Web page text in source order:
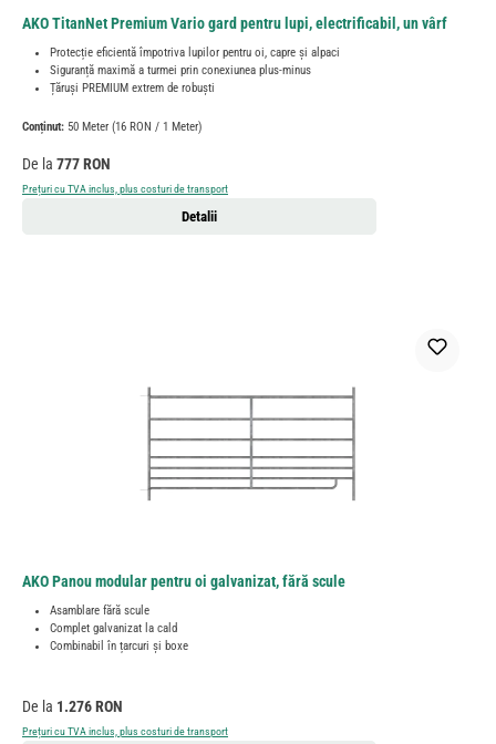
AKO TitanNet Premium Vario gard pentru lupi, electrificabil, un vârf
Protecție eficientă împotriva lupilor pentru oi, capre și alpaci
Siguranță maximă a turmei prin conexiunea plus-minus
Țăruși PREMIUM extrem de robuști
Conținut: 50 Meter (16 RON / 1 Meter)
Preț obișnuit:
De la 777 RON
Prețuri cu TVA inclus, plus costuri de transport
Detalii
AKO Panou modular pentru oi galvanizat, fără scule
Asamblare fără scule
Complet galvanizat la cald
Combinabil în țarcuri și boxe
Preț obișnuit:
De la 1.276 RON
Prețuri cu TVA inclus, plus costuri de transport